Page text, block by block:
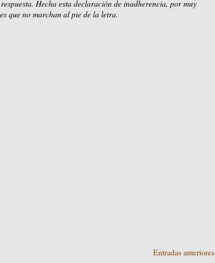
Hecha esta declaración de inadherencia, por muy
que no marchan al pie de la letra.
Entradas anteriores